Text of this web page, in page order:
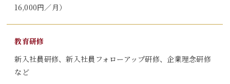
16,000円／月）
教育研修
新入社員研修、新入社員フォローアップ研修、企業理念研修
など